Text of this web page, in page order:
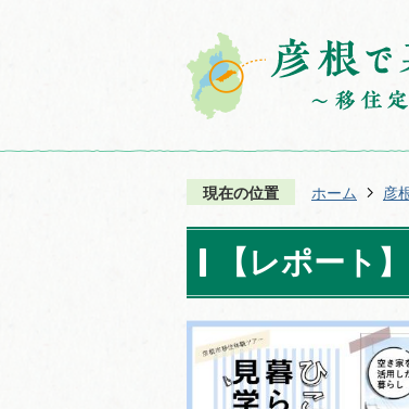
現在の位置 ホーム 彦
【レポート